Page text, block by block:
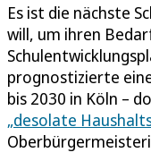
Es ist die nächste
will, um ihren
prognostizierte
bis 2030 in Köln –
„desolate